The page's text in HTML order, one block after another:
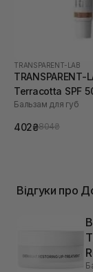
TRANSPARENT-LAB
TRANSPARENT-
Terracotta SPF
Бальзам для губ
402₴804₴
Відгуки про